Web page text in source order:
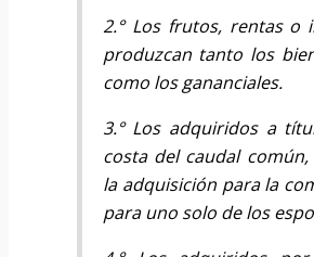
2.° Los frutos, rentas o
produzcan tanto los
como los gananciales.
3.° Los adquiridos a
costa del caudal
la adquisición para la
para uno solo de los